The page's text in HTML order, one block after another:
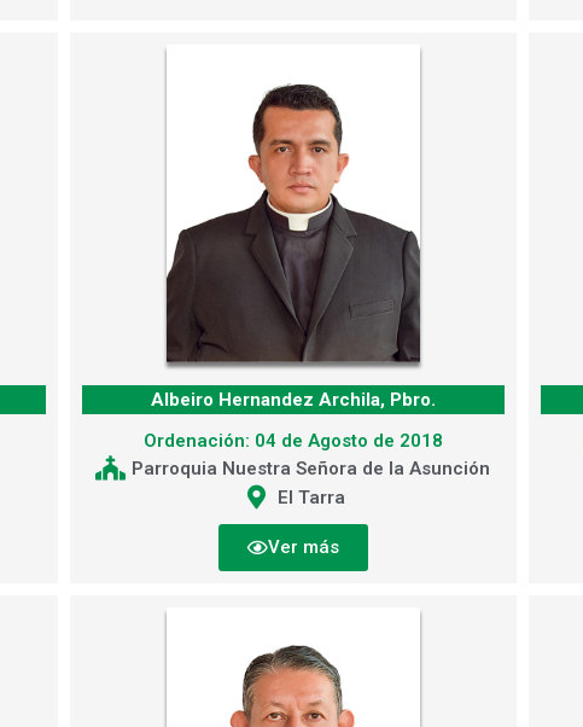
Albeiro Hernandez Archila, Pbro.
Ordenación: 04 de Agosto de 2018
Parroquia Nuestra Señora de la Asunción
El Tarra
Ver más